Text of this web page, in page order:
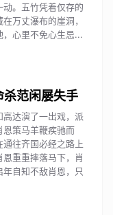
。五竹凭着仅存的
万丈瀑布的崖洞，
，心里不免心生忌...
杀范闲屡失手
达演了一出戏，派
恩策马羊鞭疾驰而
往齐国必经之路上
重重摔落马下，肖
自知不敌肖恩，只